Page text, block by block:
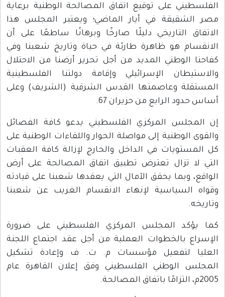
الفلسطيني على توقيع اتفاق المصالحة الوطنية برعاية
مصر الشقيقة في أيار الماضي؛ ويعتبر المجلس هذا
الاتفاق التاريخي دليلًا صارخًا وبرهانًا ساطعًا على أن
الانقسام هو ظاهرة طارئة في حياة وتاريخ شعبنا وفي
كفاحنا الوطني المديد من أجل تحرير أرضنا من الاحتلال
والاستيطان الإسرائيلي وإقامة دولتنا الفلسطينية
المستقلة وعاصمتها القدس الشرقية (الشريف) وعلى
أساس حدود الرابع من حزيران 67.
إن المجلس المركزي الفلسطيني يدعو كافة الفصائل
والقوى الوطنية إلى مواصلة الحوار واللقاءات الوطنية على
كل المستويات في الداخل والخارج لإزالة كافة العقبات
التي لا تزال تعترض تطبيق اتفاق المصالحة على أرض
الواقع، وبما يحقق الآمال التي يعقدها شعبنا على قيادته
وقواه السياسية لإنهاء الانقسام الغريب عن شعبنا
وتاريخه.
كما يؤكد المجلس المركزي الفلسطيني على ضرورة
الإسراع بالخطوات العملية من أجل عقد اجتماع اللجنة
العليا لتفعيل مؤسسات م. ت. ف وإعادة تشكيل
المجلس الوطني الفلسطيني وفق إعلان القاهرة عام
2005م، التزامًا باتفاق المصالحة.